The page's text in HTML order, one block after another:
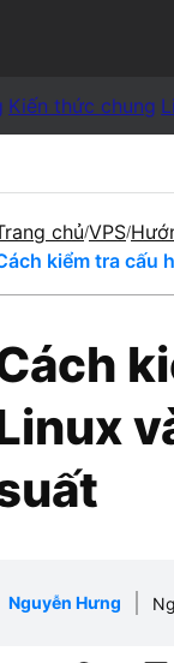
Kiến thức chung
chủ/VPS/
kiểm tra cấu
Nguyễn Hưng